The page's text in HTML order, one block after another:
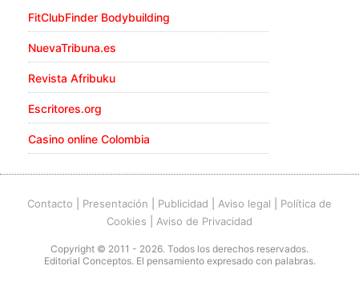
FitClubFinder Bodybuilding
NuevaTribuna.es
Revista Afribuku
Escritores.org
Casino online Colombia
Contacto Presentación Publicidad Aviso legal
Política de
Cookies
Aviso de Privacidad
Copyright © 2011 - 2026. Todos los derechos reservados.
Editorial Conceptos. El pensamiento expresado con palabras.